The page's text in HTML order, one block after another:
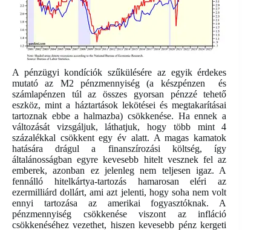
A pénzügyi kondíciók szűkülésére az egyik érdekes
mutató az M2 pénzmennyiség (a készpénzen és
számlapénzen túl az összes gyorsan pénzzé tehető
eszköz, mint a háztartások lekötései és megtakarításai
tartoznak ebbe a halmazba) csökkenése. Ha ennek a
változását vizsgáljuk, láthatjuk, hogy több mint 4
százalékkal csökkent egy év alatt. A magas kamatok
hatására drágul a finanszírozási költség, így
általánosságban egyre kevesebb hitelt vesznek fel az
emberek, azonban ez jelenleg nem teljesen igaz. A
fennálló hitelkártya-tartozás hamarosan eléri az
ezermilliárd dollárt, ami azt jelenti, hogy soha nem volt
ennyi tartozása az amerikai fogyasztóknak. A
pénzmennyiség csökkenése viszont az infláció
csökkenéséhez vezethet, hiszen kevesebb pénz kergeti